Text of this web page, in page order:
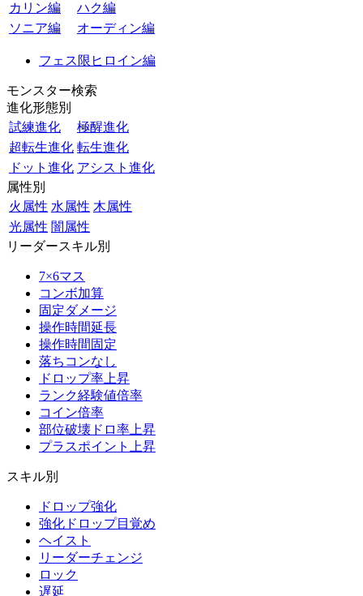
カリン編
ハク編
ソニア編
オーディン編
フェス限ヒロイン編
モンスター検索
進化形態別
試練進化
極醒進化
超転生進化 転生進化
ドット進化 アシスト進化
属性別
火属性 水属性 木属性
光属性 闇属性
リーダースキル別
7×6マス
コンボ加算
固定ダメージ
操作時間延長
操作時間固定
落ちコンなし
ドロップ率上昇
ランク経験値倍率
コイン倍率
部位破壊ドロ率上昇
プラスポイント上昇
スキル別
ドロップ強化
強化ドロップ目覚め
ヘイスト
リーダーチェンジ
ロック
遅延